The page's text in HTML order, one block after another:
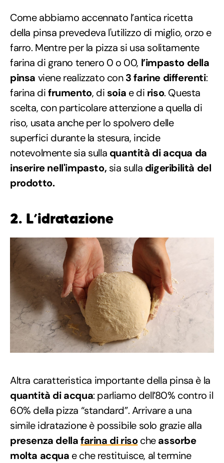
Come abbiamo accennato l’antica ricetta
della pinsa prevedeva l'utilizzo di miglio, orzo e
farro. Mentre per la pizza si usa solitamente
farina di grano tenero 0 o 00, l’impasto della
pinsa viene realizzato con3 farine differenti:
farina difrumento, di soia e di riso. Questa
scelta, con particolare attenzione a quella di
riso, usata anche per lo spolvero delle
superfici durante la stesura, incide
notevolmente sia sulla quantità di acqua da
inserire nell'impasto, sia sulla digeribilità del
prodotto.
2. L’idratazione
Altra caratteristica importante della pinsa è la
quantità di acqua: parliamo dell’80% contro il
60% della pizza “standard”. Arrivare a una
simile idratazione è possibile solo grazie alla
presenza dellafarina di risocheassorbe
molta acqua e che restituisce, al termine